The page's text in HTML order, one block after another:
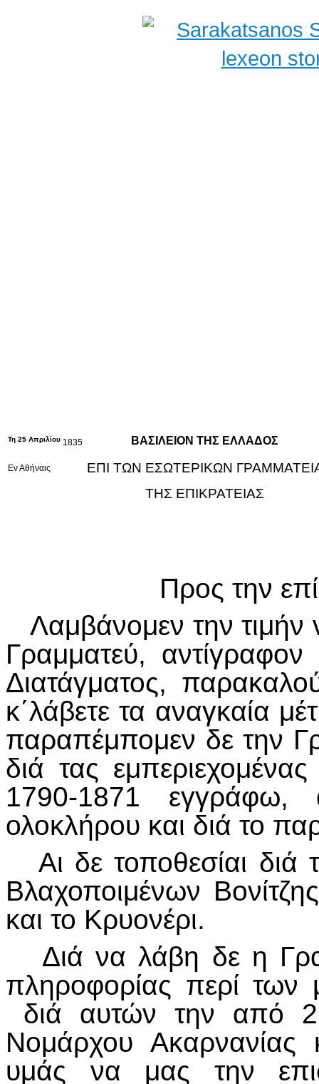
Τη 25 Απριλίου 1835 ΒΑΣΙΛΕΙΟΝ ΤΗΣ ΕΛΛΑΔΟΣ
Εν Αθήναις
ΕΠΙ ΤΩΝ ΕΣΩΤΕΡΙΚΩΝ
ΤΗΣ ΕΠΙΚΡΑΤΕΙΑΣ
Προς την
Λαμβάνομεν την τιμήν
Γραμματεύ,
Διατάγματος,
κ΄λάβετε τα αναγκαία
παραπέμπομεν δε την
διά τας
1790-1871 εγγράφω,
ολοκλήρου και διά το
Αι δε τοποθεσίαι διά
Βλαχοποιμένων
και το Κρυονέρι.
Διά να λάβη δε η
πληροφορίας περί των
διά αυτών την από
Νομάρχου Ακαρνανίας
υμάς να μας την